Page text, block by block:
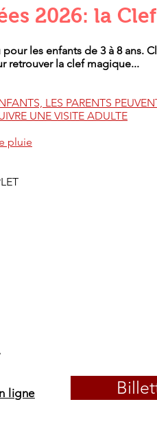
2026: la
les enfants de 3 à 8 ans.
retrouver la clef magique...
LES PARENTS
UNE VISITE ADULTE
pluie
ligne